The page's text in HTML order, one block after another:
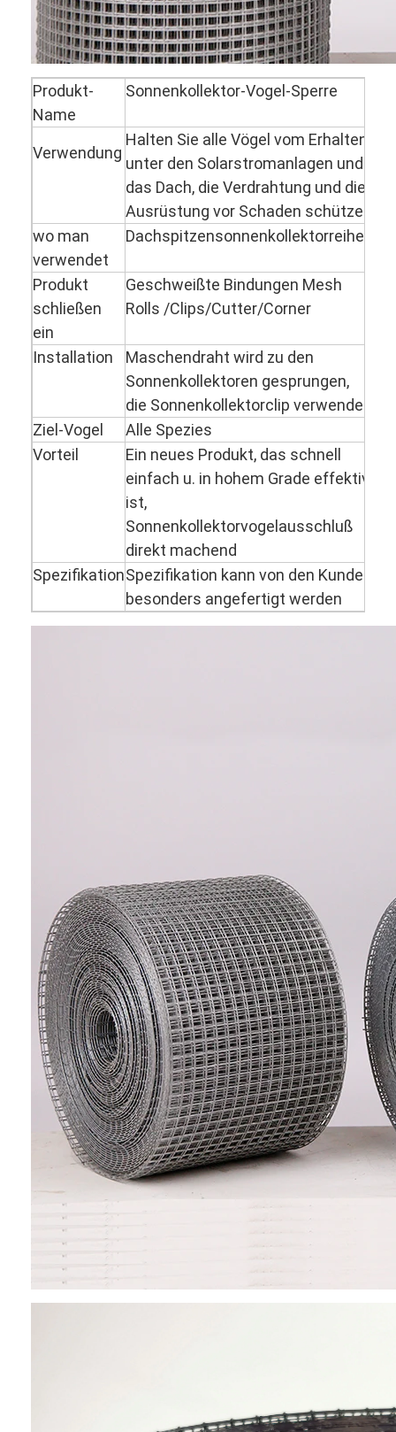
Produkt-
Name
Sonnenkollektor-Vogel-Sperre
Verwendung
Halten Sie alle Vögel vom Erhalten
unter den Solarstromanlagen und
das Dach, die Verdrahtung und die
Ausrüstung vor Schaden schützen
wo man
verwendet
Dachspitzensonnenkollektorreihen
Produkt
schließen
ein
Geschweißte Bindungen Mesh
Rolls /Clips/Cutter/Corner
Installation
Maschendraht wird zu den
Sonnenkollektoren gesprungen,
die Sonnenkollektorclip verwenden
Ziel-Vogel
Alle Spezies
Vorteil
Ein neues Produkt, das schnell
einfach u. in hohem Grade effektiv
ist,
Sonnenkollektorvogelausschluß
direkt machend
SpezifikationSpezifikation kann von den Kunden
besonders angefertigt werden